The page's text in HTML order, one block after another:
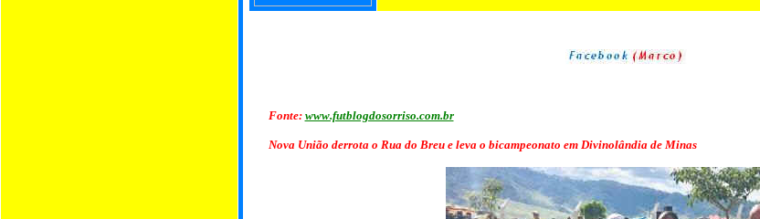
Fonte: www.futblogdosorriso.com.br
Nova União derrota o Rua do Breu e leva o bicampeonato em Divinolândia de Minas